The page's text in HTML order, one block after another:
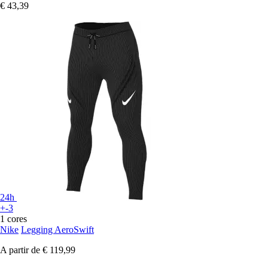
€ 43,39
24h
+-3
1 cores
Nike Legging AeroSwift
A partir de € 119,99